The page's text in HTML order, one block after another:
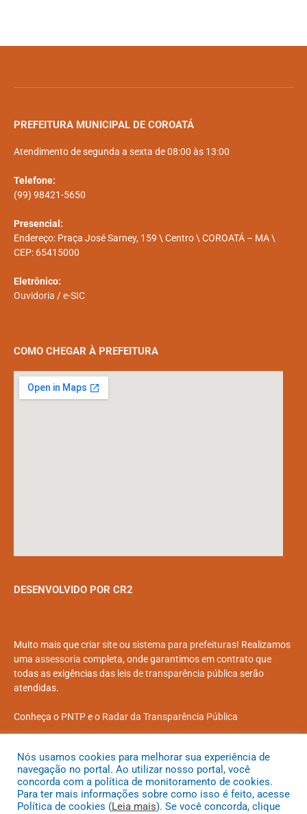
PREFEITURA MUNICIPAL DE COROATÁ
Atendimento de segunda a sexta de 08:00 às 13:00
Telefone:
(99) 98421-5650
Presencial:
Endereço: Praça José Sarney, 159 \ Centro \ COROATÁ – MA \
CEP: 65415000
Eletrônico:
Ouvidoria /e-SIC
COMO CHEGAR À PREFEITURA
DESENVOLVIDO POR CR2
Muito mais quecriar siteou sistema para prefeituras! Realizamos
uma assessoria completa, onde garantimos em contrato que
todas as exigências das leis de transparência pública serão
atendidas.
Conheça o PNTPe o Radar da Transparência Pública
Todos os direitos reservados a Prefeitura Municipal de Coroatá
Nós usamos cookies para melhorar sua experiência de
navegação no portal. Ao utilizar nosso portal, você
concorda com a política de monitoramento de cookies.
Para ter mais informações sobre como isso é feito, acesse
Política de cookies (Leia mais). Se você concorda, clique